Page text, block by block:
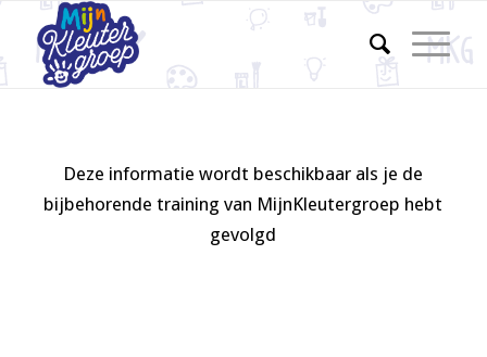
Deze informatie wordt beschikbaar als je de
bijbehorende training van MijnKleutergroep hebt
gevolgd